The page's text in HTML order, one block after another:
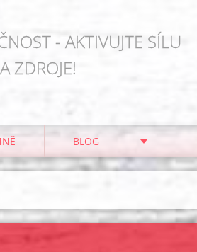
- AKTIVUJTE SÍLU
ZDROJE!
BLOG